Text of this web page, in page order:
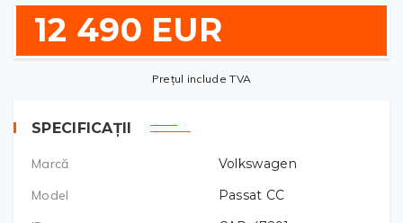
12 490 EUR
Prețul include TVA
SPECIFICAȚII
Marcă
Volkswagen
Model
Passat CC